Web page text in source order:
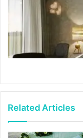
Related Articles